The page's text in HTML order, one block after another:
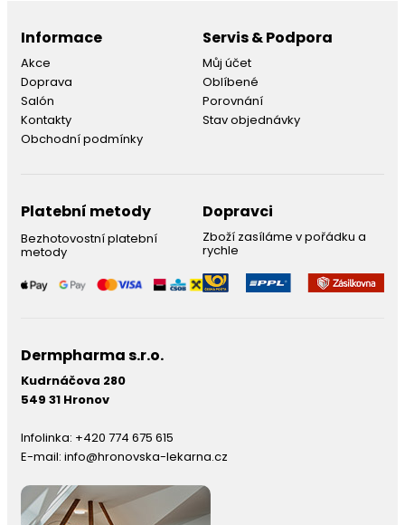
Informace
Akce
Doprava
Salón
Kontakty
Obchodní podmínky
Servis & Podpora
Můj účet
Oblíbené
Porovnání
Stav objednávky
Platební metody
Bezhotovostní platební
metody
Dopravci
Zboží zasíláme v pořádku a
rychle
Dermpharma s.r.o.
Kudrnáčova 280
549 31 Hronov
Infolinka: +420 774 675 615
E-mail: info@hronovska-lekarna.cz